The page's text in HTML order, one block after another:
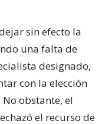
sin efecto la
una falta de
designado,
con la elección
obstante, el
el recurso de